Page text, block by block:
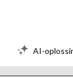
AI-